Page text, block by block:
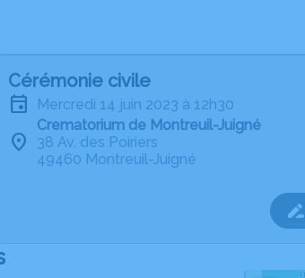
Cérémonie civile
mercredi 14 juin 2023 à 12h30
Crematorium de Montreuil-Juigné
38 Av. des Poiriers
49460 Montreuil-Juigné